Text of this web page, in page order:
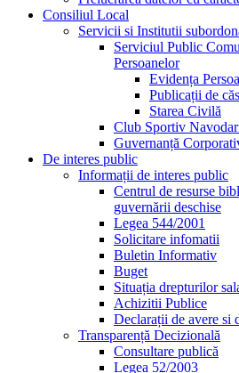
Consiliul Local
Servicii si Institutii
Serviciul Public
Persoanelor
Evidența
Publicații de
Starea Civilă
Club Sportiv
Guvernanță
De interes public
Informații de interes public
Centrul de resurse
guvernării deschise
Legea 544/2001
Solicitare infomatii
Buletin Informativ
Buget
Situația drepturilor
Achizitii Publice
Declarații de avere si
Transparență Decizională
Consultare publică
Legea 52/2003